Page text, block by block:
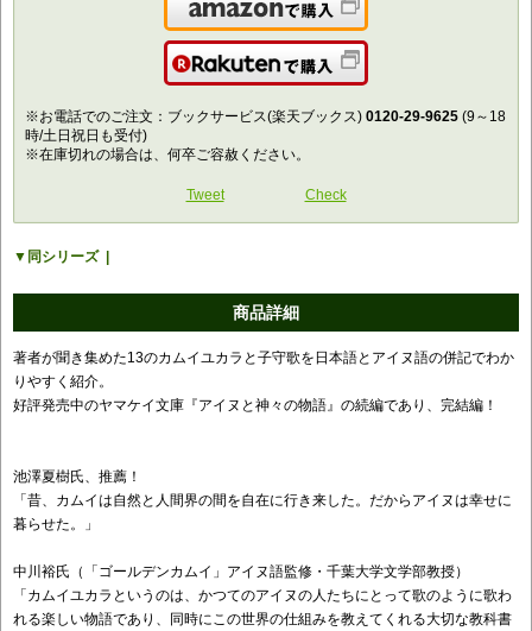
Amazonで購入
楽天で購入
※お電話でのご注文：ブックサービス(楽天ブックス) 0120-29-9625 (9～18
時/土日祝日も受付)
※在庫切れの場合は、何卒ご容赦ください。
Tweet Check
同シリーズ
商品詳細
著者が聞き集めた13のカムイユカラと子守歌を日本語とアイヌ語の併記でわか
りやすく紹介。
好評発売中のヤマケイ文庫『アイヌと神々の物語』の続編であり、完結編！
池澤夏樹氏、推薦！
「昔、カムイは自然と人間界の間を自在に行き来した。だからアイヌは幸せに
暮らせた。」
中川裕氏（「ゴールデンカムイ」アイヌ語監修・千葉大学文学部教授）
「カムイユカラというのは、かつてのアイヌの人たちにとって歌のように歌わ
れる楽しい物語であり、同時にこの世界の仕組みを教えてくれる大切な教科書